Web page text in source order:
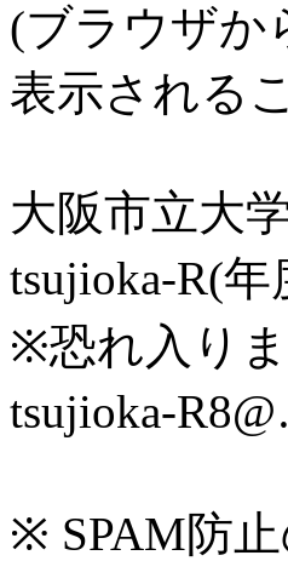
(ブラウザか
表示される
大阪市立大
tsujioka-R(年
※恐れ入り
tsujioka-
※ SPAM防